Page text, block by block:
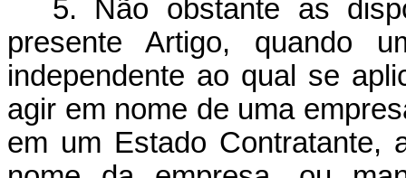
5. Não obstante as
presente Artigo, quando
independente ao qual se
agir em nome de uma
em um Estado Contratante,